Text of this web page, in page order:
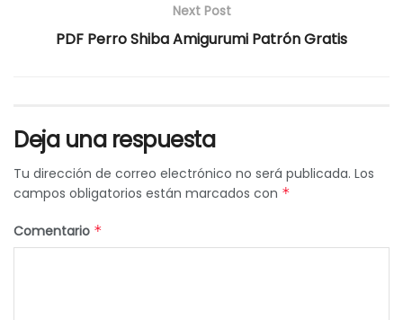
Next Post
PDF Perro Shiba Amigurumi Patrón Gratis
Deja una respuesta
Tu dirección de correo electrónico no será publicada. Los
campos obligatorios están marcados con *
Comentario *